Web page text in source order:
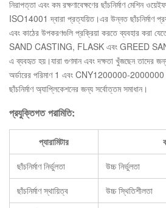
নিরাপত্তা এবং কম রক্ষণাবেক্ষণের ছাঁচনির্মাণ মেশিন
ISO14001 দ্বারা প্রত্যয়িত।এর উন্নত ছাঁচনির্মাণ
এবং কাঠের উপকরণগুলি প্রক্রিয়া করতে ব্যবহার করা
SAND CASTING, FLASK এবং GREED
এ ব্যবহৃত হয়।যারা গুণমান এবং দক্ষতা খুঁজছেন তাদের
অর্ডারের পরিমাণ 1 এবং CNY1200000-2000000
ছাঁচনির্মাণ অ্যাপ্লিকেশনের জন্য সর্বোত্তম সমাধান।
প্রযুক্তিগত পরামিতি:
প্যারামিটার
ছাঁচনির্মাণ নির্ভুলতা
উচ্চ নির্ভুলতা
ছাঁচনির্মাণ স্থায়িত্ব
উচ্চ স্থিতিশীলতা